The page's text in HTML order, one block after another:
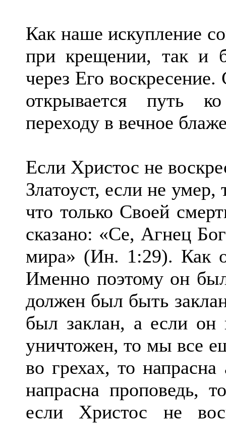
Как наше искупление
при крещении, так и
через Его
открывается путь
переходу в вечное
Если Христос не
Златоуст, если не
что только Своей
сказано: «Се, Агнец
мира» (Ин. 1:29). Как
Именно поэтому он
должен был быть
был заклан, а если
уничтожен, то мы все
во грехах, то напрасна
напрасна проповедь,
если Христос не